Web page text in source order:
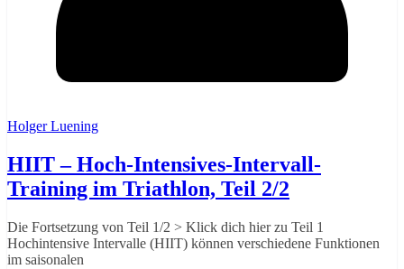
Holger Luening
HIIT – Hoch-Intensives-Intervall-
Training im Triathlon, Teil 2/2
Die Fortsetzung von Teil 1/2 > Klick dich hier zu Teil 1
Hochintensive Intervalle (HIIT) können verschiedene Funktionen
im saisonalen